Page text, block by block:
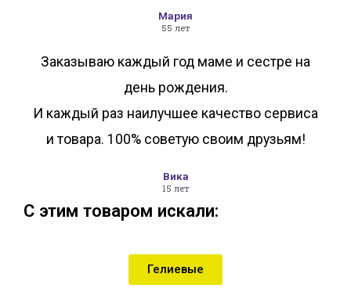
Мария
55 лет
Заказываю каждый год маме и сестре на
день рождения.
И каждый раз наилучшее качество сервиса
и товара. 100% советую своим друзьям!
Вика
15 лет
С этим товаром искали:
Гелиевые